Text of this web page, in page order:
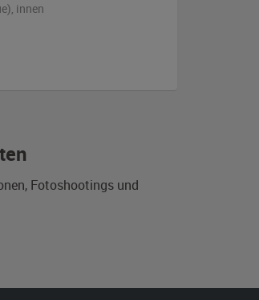
Fotoshootings und
, innen